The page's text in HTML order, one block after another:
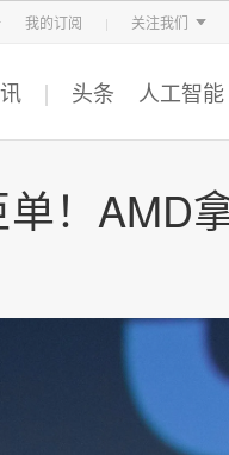
我的订阅 关注我们
芯东西
头条 人工智能
！AMD